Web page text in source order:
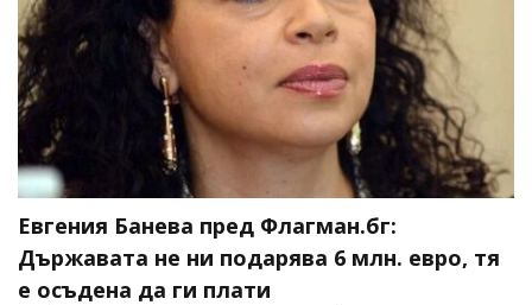
Евгения Банева пред Флагман.бг:
Държавата не ни подарява 6 млн. евро, тя
е осъдена да ги плати